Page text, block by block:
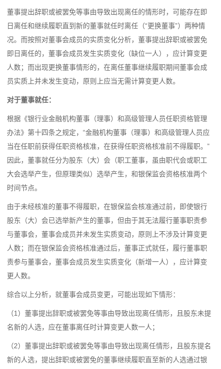
董事提出辞职或被罢免等事由导致出现离任的情形时，可能存在即
日离任和继续履职直到新的董事就任时离任（“更换董事”）两种情
况。而按照对董事会成员的实质变化分析，董事提出辞职或被罢免
即日离任的，董事会成员发生实质变化（缺位一人），应计算变更
人数；而出现更换董事情形的，在离任董事继续履职期间董事会成
员实质上并未发生变动，原则上应当无需计算变更人数。
对于董事就任：
根据《银行业金融机构董事（理事）和高级管理人员任职资格管理
办法》第十四条之规定，“金融机构董事（理事）和高级管理人员应
当在任职前获得任职资格核准，在获得任职资格核准前不得履职。”
因此，董事就任分为股东（大）会（职工董事，虽由职代会或职工
大会选举产生，但原理类似）选举产生，和银保监会资格核准两个
时间节点。
由于未经核准的董事不得履职，在银保监会核准通过前，即使银行
股东（大）会已选举新产生的董事，但由于其无法履行董事职责参
与董事会，董事会成员并未发生实质变动，原则上不涉及计算变更
人数；而在银保监会资格核准通过后，董事正式就任，履行董事职
责参与董事会，董事会成员发生实质变化（新增一人），应计算变
更人数。
综合以上分析，就董事会成员变更，可能出现如下情形：
（1）董事提出辞职或被罢免等事由导致出现离任情形，且股东未提
名新的人选，应在董事离任时计算变更人数一人；
（2）董事提出辞职或被罢免等事由导致出现离任情形，且股东提名
新的人选，提出辞职或被罢免的董事继续履职直至新的人选通过银